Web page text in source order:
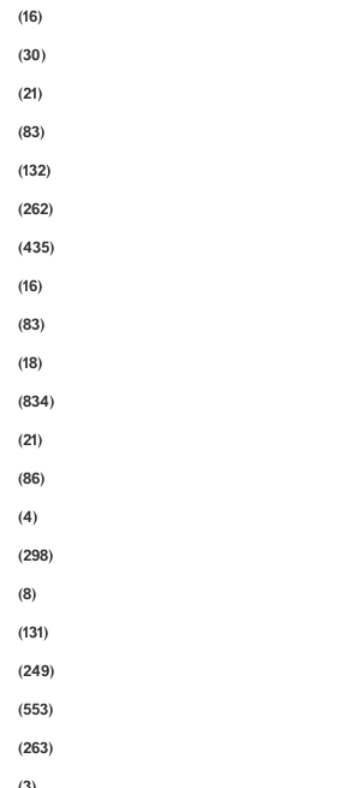
(16)
(30)
(21)
(83)
(132)
(262)
(435)
(16)
(83)
(18)
(834)
(21)
(86)
(4)
(298)
(8)
(131)
(249)
(553)
(263)